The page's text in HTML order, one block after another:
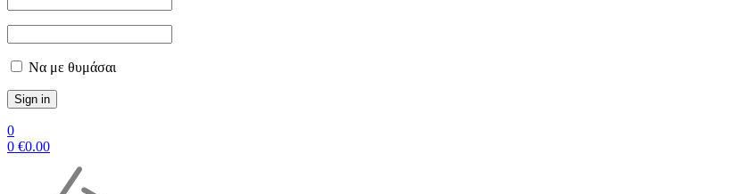
Να με θυμάσαι
0
0 €0.00